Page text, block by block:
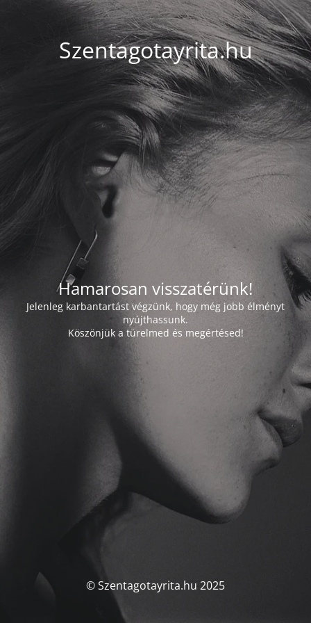
Szentagotayrita.hu
Hamarosan visszatérünk!
Jelenleg karbantartást végzünk, hogy még jobb élményt
nyújthassunk.
Köszönjük a türelmed és megértésed!
© Szentagotayrita.hu 2025